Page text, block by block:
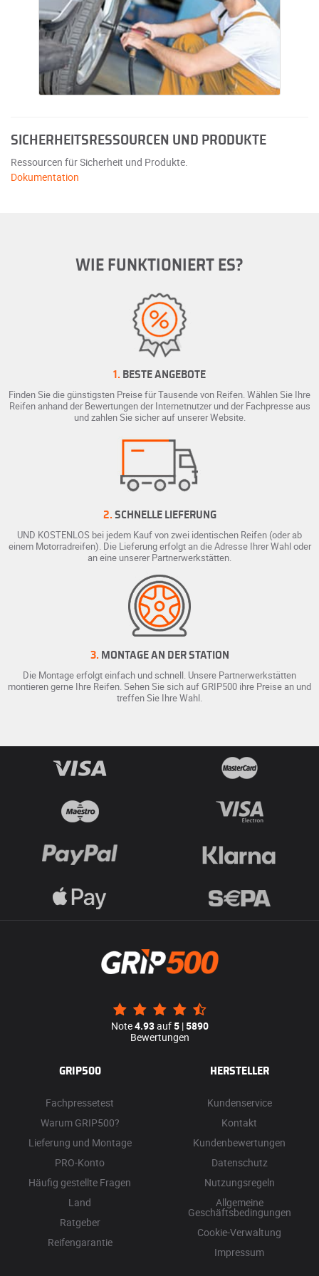
SICHERHEITSRESSOURCEN UND PRODUKTE
Ressourcen für Sicherheit und Produkte.
Dokumentation
WIE FUNKTIONIERT ES?
1. BESTE ANGEBOTE
Finden Sie die günstigsten Preise für Tausende von Reifen. Wählen Sie Ihre
Reifen anhand der Bewertungen der Internetnutzer und der Fachpresse aus
und zahlen Sie sicher auf unserer Website.
2. SCHNELLE LIEFERUNG
UND KOSTENLOS bei jedem Kauf von zwei identischen Reifen (oder ab
einem Motorradreifen). Die Lieferung erfolgt an die Adresse Ihrer Wahl oder
an eine unserer Partnerwerkstätten.
3. MONTAGE AN DER STATION
Die Montage erfolgt einfach und schnell. Unsere Partnerwerkstätten
montieren gerne Ihre Reifen. Sehen Sie sich auf GRIP500 ihre Preise an und
treffen Sie Ihre Wahl.
Note4.93auf5|5890
Bewertungen
GRIP500
Fachpressetest
Warum GRIP500?
Lieferung und Montage
PRO-Konto
Häufig gestellte Fragen
Land
Ratgeber
Reifengarantie
HERSTELLER
Kundenservice
Kontakt
Kundenbewertungen
Datenschutz
Nutzungsregeln
Allgemeine
Geschäftsbedingungen
Cookie-Verwaltung
Impressum